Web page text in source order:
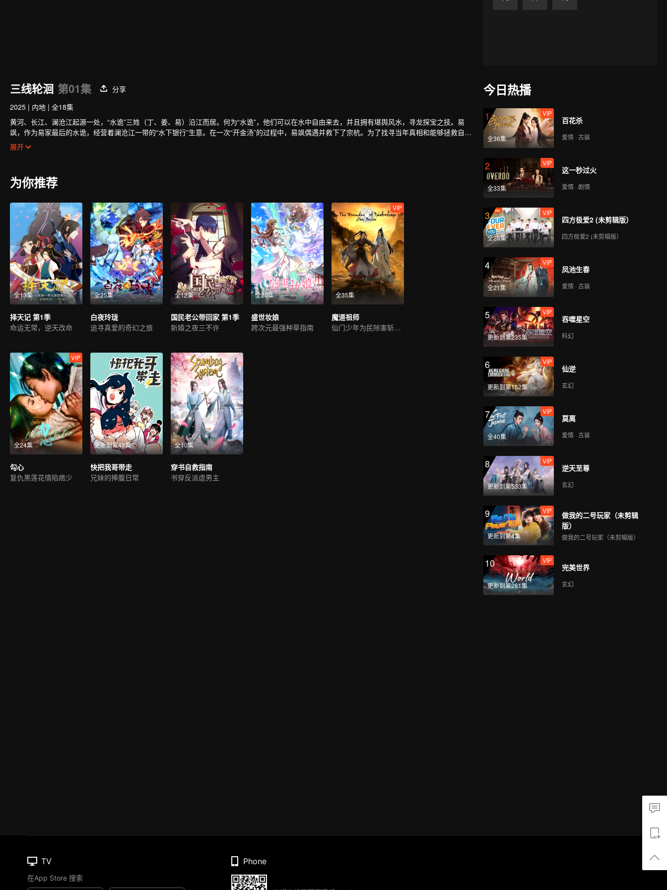
三线轮洄 第01集
分享
2025 | 内地 | 全18集
黄河、长江、澜沧江起源一处，“水诡”三姓（丁、姜、易）沿江而居。何为“水诡”，他们可以在水中自由来去，并且拥有堪舆风水，寻龙探宝之技。易
飒，作为易家最后的水诡，经营着澜沧江一带的“水下银行”生意。在一次“开金汤”的过程中，易飒偶遇并救下了宗杭。为了找寻当年真相和能够拯救自
己，易飒训练宗杭成为专业“水诡”，和丁家水诡丁玉蝶一起三人下水进入“祖源金汤”。
展开
为你推荐
全13集
择天记 第1季
命运无常，逆天改命
全25集
白夜玲珑
追寻真爱的奇幻之旅
全12集
国民老公带回家 第1季
新婚之夜三不许
全20集
盛世妆娘
跨次元最强种草指南
全35集
VIP
魔道祖师
仙门少年为民除害斩邪祟
全24集
VIP
勾心
复仇黑莲花情陷痞少
更新到第48集
快把我哥带走
兄妹的捧腹日常
全10集
穿书自救指南
书穿反派虐男主
今日热播
1
全36集
VIP
百花杀
爱情 · 古装
2
全33集
VIP
这一秒过火
爱情 · 剧情
3
全25集
VIP
四方极爱2 (未剪辑版）
四方极爱2 (未剪辑版）
4
全21集
VIP
凤池生春
爱情 · 古装
5
更新到第235集
VIP
吞噬星空
科幻
6
更新到第152集
VIP
仙逆
玄幻
7
全40集
VIP
莫离
爱情 · 古装
8
更新到第533集
VIP
逆天至尊
玄幻
9
更新到第4集
VIP
做我的二号玩家（未剪辑
版）
做我的二号玩家（未剪辑版）
10
更新到第281集
VIP
完美世界
玄幻
TV
在App Store 搜索
Phone